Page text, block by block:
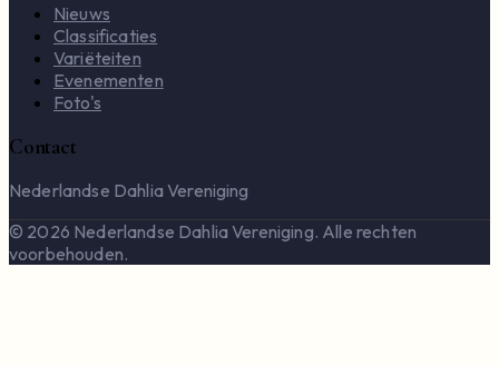
Nieuws
Classificaties
Variëteiten
Evenementen
Foto's
Contact
Nederlandse Dahlia Vereniging
© 2026 Nederlandse Dahlia Vereniging. Alle rechten
voorbehouden.